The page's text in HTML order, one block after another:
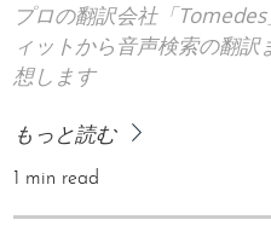
プロの翻訳会社「
ィットから音声検索の翻
想します
もっと読む
1 min read